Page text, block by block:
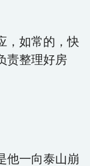
，如常的，快
责整理好房
他一向泰山崩